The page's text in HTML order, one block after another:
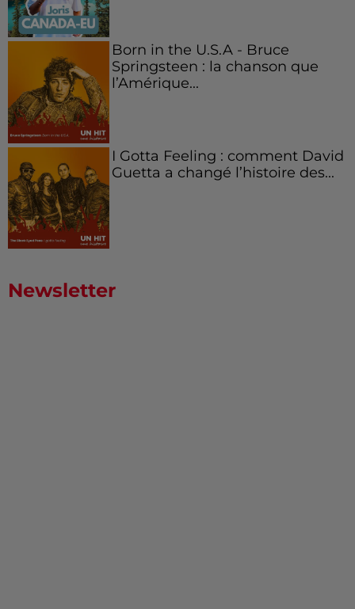
Born in the U.S.A - Bruce
Springsteen : la chanson que
l’Amérique...
I Gotta Feeling : comment David
Guetta a changé l’histoire des...
Newsletter